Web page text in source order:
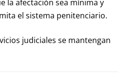
la afectación sea mínima y
el sistema penitenciario.
judiciales se mantengan